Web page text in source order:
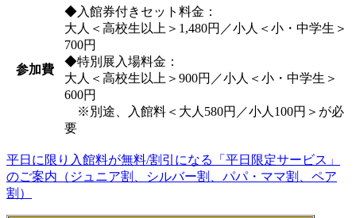
参加費
◆入館券付きセット料金：
大人＜高校生以上＞1,480円／小人＜小・中学生＞
700円
◆特別展入場料金：
大人＜高校生以上＞900円／小人＜小・中学生＞
600円
※別途、入館料＜大人580円／小人100円＞が必
要
平日に限り入館料が無料/割引になる「平日限定サービス」
のご案内（ジュニア割、シルバー割、パパ・ママ割、ペア
割）